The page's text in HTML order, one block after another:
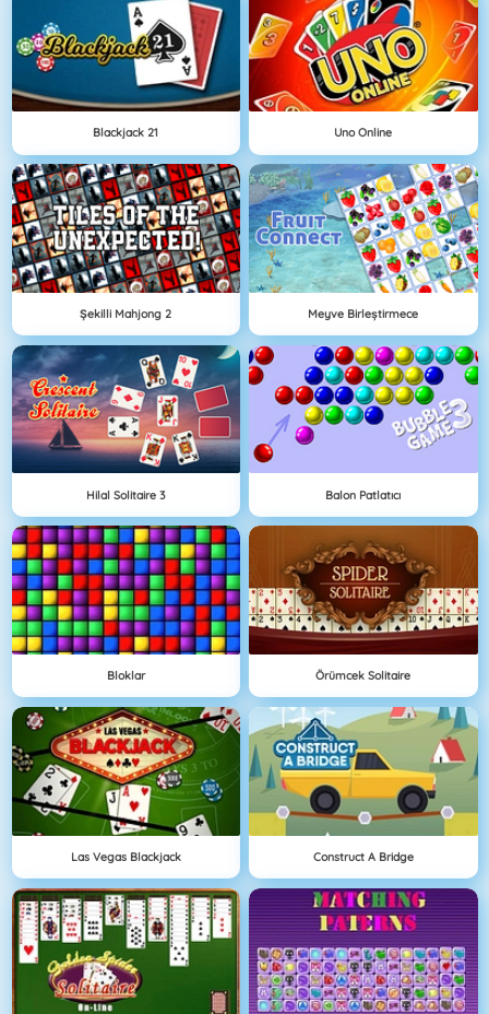
Blackjack 21 Uno Online
Şekilli Mahjong 2 Meyve Birleştirmece
Hilal Solitaire 3 Balon Patlatıcı
Bloklar Örümcek Solitaire
Las Vegas Blackjack Construct A Bridge